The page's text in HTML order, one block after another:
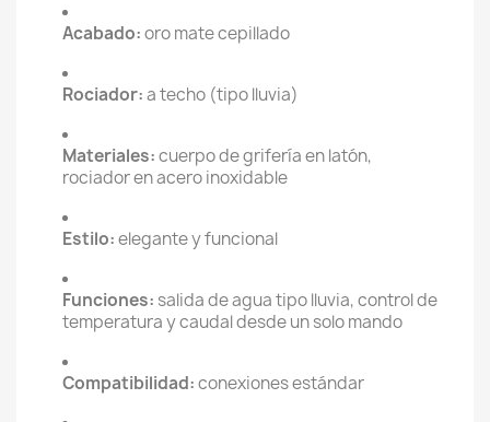
Acabado:oro mate cepillado
Rociador:a techo (tipo lluvia)
Materiales:cuerpo de grifería en latón,
rociador en acero inoxidable
Estilo:elegante y funcional
Funciones: salida de agua tipo lluvia, control de
temperatura y caudal desde un solo mando
Compatibilidad:conexiones estándar